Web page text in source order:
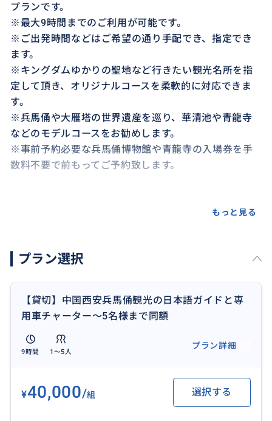
プランです。
※最大9時間までのご利用が可能です。
※ご出発時間などはご希望の通り手配でき、指定でき
ます。
※キングダムゆかりの聖地など行きたい観光名所を指
定して頂き、オリジナルコースを柔軟的に対応できま
す。
※兵馬俑や大雁塔の世界遺産を巡り、華清池や青龍寺
などのモデルコースをお勧めします。
※事前予約必要な兵馬俑博物館や青龍寺の入場券を手
数料不要で前もってご予約致します。
もっと見る
プラン選択
【貸切】中国西安兵馬俑観光の日本語ガイドと専
用車チャーター～5名様まで同額
9時間 1〜5人
プラン詳細
¥40,000/組 選択する